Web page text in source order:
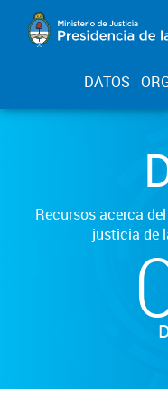
DATOS
Recursos acerca
justicia de